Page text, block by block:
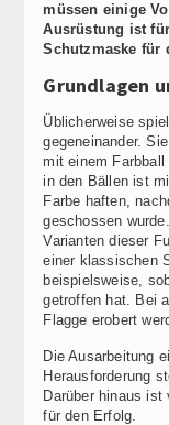
müssen einige
Ausrüstung ist
Schutzmaske für
Grundlagen
Üblicherweise
gegeneinander.
mit einem Farbball
in den Bällen ist
Farbe haften,
geschossen
Varianten dieser
einer klassischen
beispielsweise,
getroffen hat. Bei
Flagge erobert
Die Ausarbeitung
Herausforderung
Darüber hinaus ist
für den Erfolg.